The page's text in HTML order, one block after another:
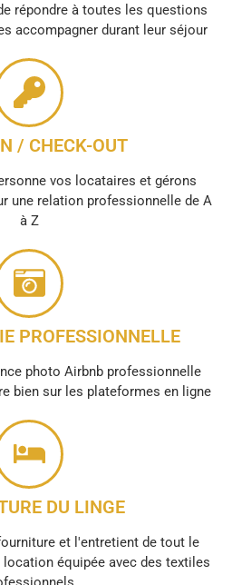
répondre à toutes les questions
accompagner durant leur séjour
/ CHECK-OUT
vos locataires et gérons
une relation professionnelle de A
à Z
PROFESSIONNELLE
photo Airbnb professionnelle
bien sur les plateformes en ligne
DU LINGE
et l'entretient de tout le
location équipée avec des textiles